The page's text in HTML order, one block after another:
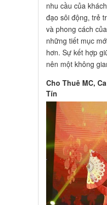
nhu cầu của
đạo sôi động, trẻ
và phong cách
những tiết mục
hơn. Sự kết hợp
nên một không
Cho Thuê MC,
Tín